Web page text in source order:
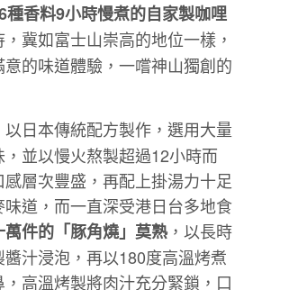
種香料9小時慢煮的自家製咖哩
冀如富士山崇高的地位一樣，
的味道體驗，一嚐神山獨創的
日本傳統配方製作，選用大量
並以慢火熬製超過12小時而
層次豐盛，再配上掛湯力十足
道，而一直深受港日台多地食
件的「豚角燒」莫熟，以長時
汁浸泡，再以180度高溫烤煮
高溫烤製將肉汁充分緊鎖，口